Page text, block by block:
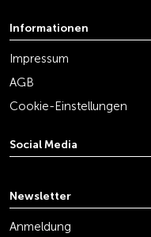
Informationen
Impressum
AGB
Cookie-Einstellungen
Social Media
Newsletter
Anmeldung